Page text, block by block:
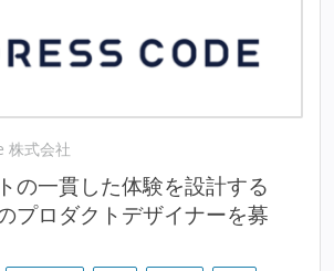
株式会社
の一貫した体験を設計する
プロダクトデザイナーを募